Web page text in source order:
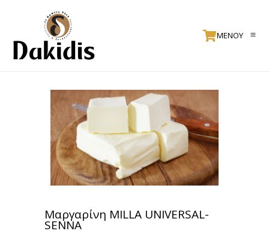
ΜΕΝΟΥ
Μαργαρίνη MILLA UNIVERSAL-
SENNA